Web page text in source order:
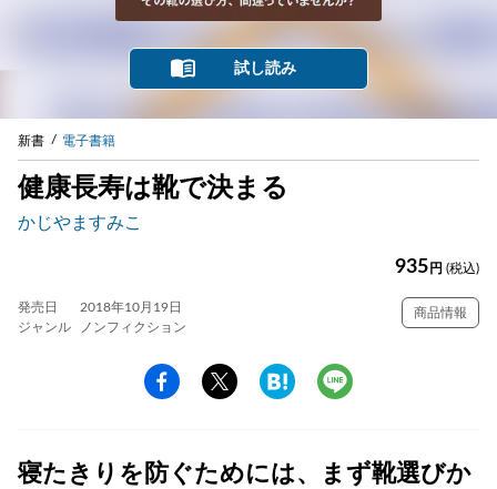
試し読み
新書 電子書籍
健康長寿は靴で決まる
かじやますみこ
935 円 (税込)
発売日
2018年10月19日
ジャンル
ノンフィクション
商品情報
寝たきりを防ぐためには、まず靴選びか